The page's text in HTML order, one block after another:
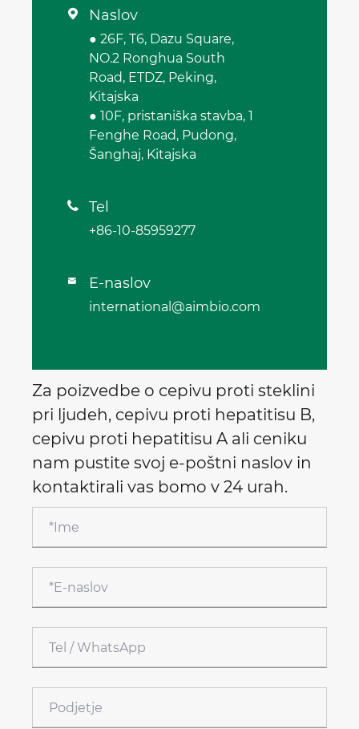
 Naslov
● 26F, T6, Dazu Square,
NO.2 Ronghua South
Road, ETDZ, Peking,
Kitajska
● 10F, pristaniška stavba, 1
Fenghe Road, Pudong,
Šanghaj, Kitajska
 Tel
+86-10-85959277
 E-naslov
international@aimbio.com
Za poizvedbe o cepivu proti steklini
pri ljudeh, cepivu proti hepatitisu B,
cepivu proti hepatitisu A ali ceniku
nam pustite svoj e-poštni naslov in
kontaktirali vas bomo v 24 urah.